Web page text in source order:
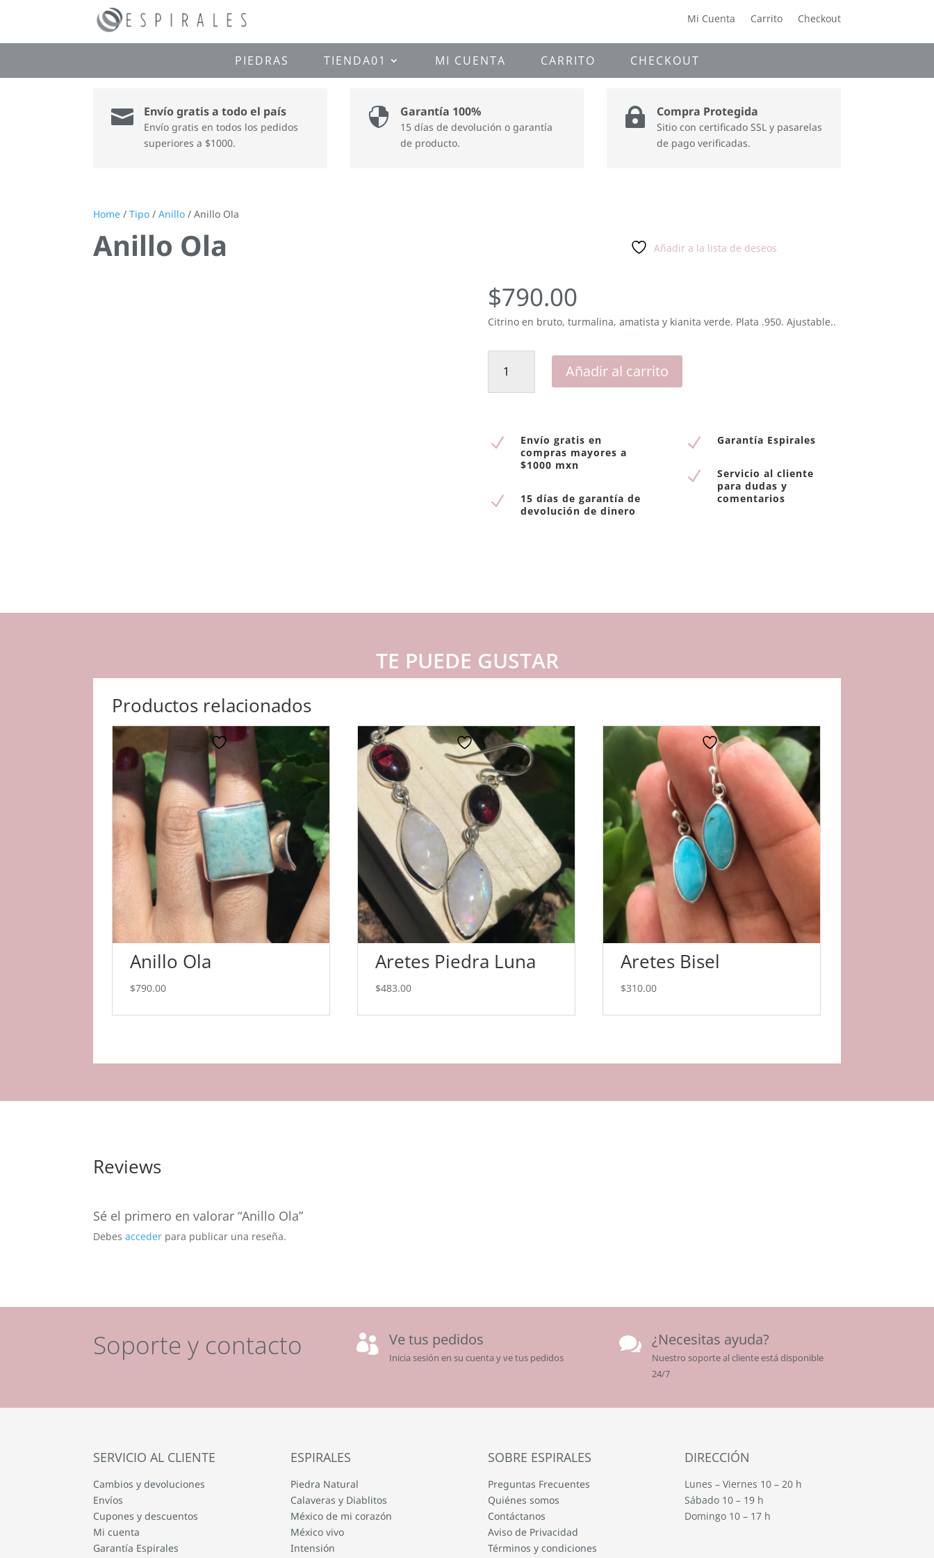
Mi Cuenta Carrito Checkout
PIEDRAS TIENDA01 MI CUENTA CARRITO CHECKOUT
 Envío gratis a todo el país
Envío gratis en todos los pedidos
superiores a $1000.
 Garantía 100%
15 días de devolución o garantía
de producto.
 Compra Protegida
Sitio con certificado SSL y pasarelas
de pago verificadas.
Home /Tipo /Anillo / Anillo Ola
Anillo Ola Añadir a la lista de deseos
$790.00
Citrino en bruto, turmalina, amatista y kianita verde. Plata .950. Ajustable..
cantidad
Añadir al carrito
N
Envío gratis en
compras mayores a
$1000 mxn
N
15 días de garantía de
devolución de dinero
N Garantía Espirales
N
Servicio al cliente
para dudas y
comentarios
TE PUEDE GUSTAR
Productos relacionados
Anillo Ola
$790.00
Aretes Piedra Luna
$483.00
Aretes Bisel
$310.00
Reviews
Sé el primero en valorar “Anillo Ola”
Debesacceder para publicar una reseña.
Soporte y contacto  Ve tus pedidos
Inicia sesión en su cuenta y ve tus pedidos
 ¿Necesitas ayuda?
Nuestro soporte al cliente está disponible
24/7
SERVICIO AL CLIENTE
Cambios y devoluciones
Envíos
Cupones y descuentos
Mi cuenta
Garantía Espirales
ESPIRALES
Piedra Natural
Calaveras y Diablitos
México de mi corazón
México vivo
Intensión
SOBRE ESPIRALES
Preguntas Frecuentes
Quiénes somos
Contáctanos
Aviso de Privacidad
Términos y condiciones
DIRECCIÓN
Lunes – Viernes 10 – 20 h
Sábado 10 – 19 h
Domingo 10 – 17 h